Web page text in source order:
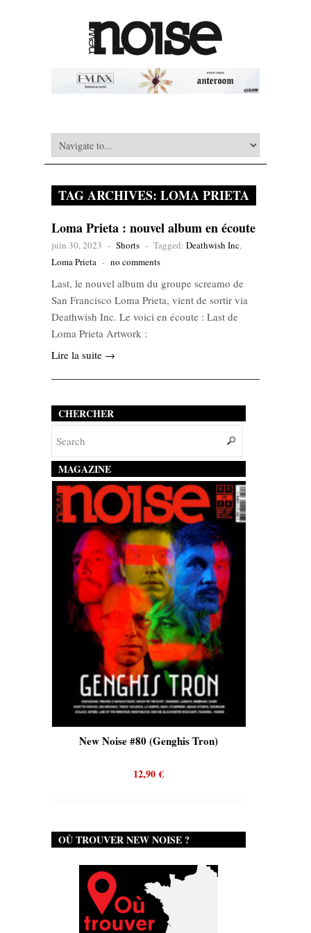
TAG ARCHIVES: LOMA PRIETA
Loma Prieta : nouvel album en écoute
juin 30, 2023 - Shorts - Tagged: Deathwish Inc,
Loma Prieta - no comments
Last, le nouvel album du groupe screamo de
San Francisco Loma Prieta, vient de sortir via
Deathwish Inc. Le voici en écoute : Last de
Loma Prieta Artwork :
Lire la suite →
CHERCHER
MAGAZINE
New Noise #80 (Genghis Tron)
12,90€
OÙ TROUVER NEW NOISE ?